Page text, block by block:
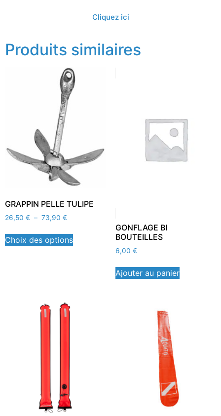
Cliquez ici
Produits similaires
GRAPPIN PELLE TULIPE
26,50 € – 73,90 €
Choix des options
GONFLAGE BI
BOUTEILLES
6,00 €
Ajouter au panier